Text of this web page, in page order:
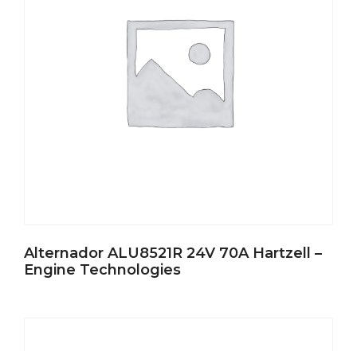
Alternador ALU8521R 24V 70A Hartzell –
Engine Technologies